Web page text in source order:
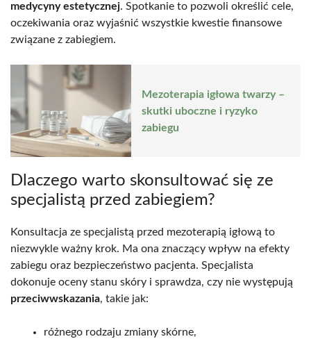
medycyny estetycznej. Spotkanie to pozwoli określić cele,
oczekiwania oraz wyjaśnić wszystkie kwestie finansowe
związane z zabiegiem.
Mezoterapia igłowa twarzy –
skutki uboczne i ryzyko
zabiegu
Dlaczego warto skonsultować się ze
specjalistą przed zabiegiem?
Konsultacja ze specjalistą przed mezoterapią igłową to
niezwykle ważny krok. Ma ona znaczący wpływ na efekty
zabiegu oraz bezpieczeństwo pacjenta. Specjalista
dokonuje oceny stanu skóry i sprawdza, czy nie występują
przeciwwskazania, takie jak:
różnego rodzaju zmiany skórne,